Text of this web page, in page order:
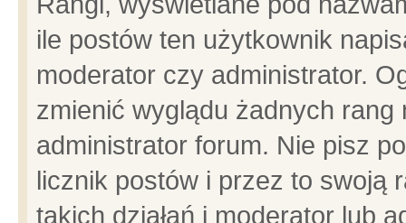
ile postów ten użytkownik
moderator czy administrator.
zmienić wyglądu żadnych
administrator forum. Nie pisz
licznik postów i przez to swoją
takich działań i moderator lub